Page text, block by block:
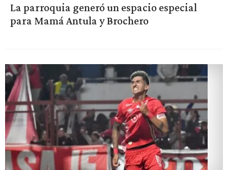
La parroquia generó un espacio especial
para Mamá Antula y Brochero